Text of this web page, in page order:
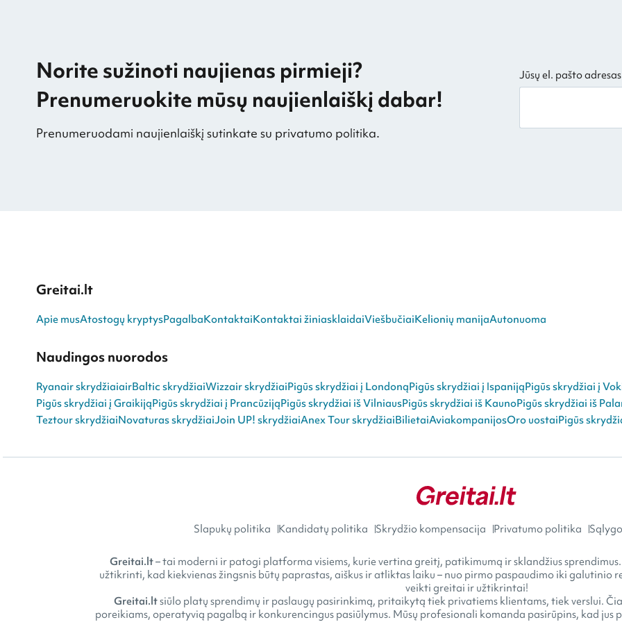
Norite sužinoti naujienas pirmieji?
Prenumeruokite mūsų naujienlaiškį dabar!
Prenumeruodami naujienlaiškį sutinkate su privatumo politika.
Jūsų el. pašto adresas
Greitai.lt
Apie musAtostogų kryptysPagalbaKontaktaiKontaktai žiniasklaidaiViešbučiaiKelionių manijaAutonuoma
Naudingos nuorodos
Ryanair skrydžiaiairBaltic skrydžiaiWizzair skrydžiaiPigūs skrydžiai į LondonąPigūs skrydžiai į IspanijąPigūs skrydžiai į
Pigūs skrydžiai į GraikijąPigūs skrydžiai į PrancūzijąPigūs skrydžiai iš VilniausPigūs skrydžiai iš KaunoPigūs skrydžiai iš
Teztour skrydžiaiNovaturas skrydžiaiJoin UP! skrydžiaiAnex Tour skrydžiaiBilietaiAviakompanijosOro uostaiPigūs
Slapukų politika Kandidatų politika Skrydžio kompensacija Privatumo politika
Greitai.lt– tai moderni ir patogi platforma visiems, kurie vertina greitį, patikimumą ir sklandžius
užtikrinti, kad kiekvienas žingsnis būtų paprastas, aiškus ir atliktas laiku – nuo pirmo paspaudimo iki galutinio
veikti greitai ir užtikrintai!
Greitai.ltsiūlo platų sprendimų ir paslaugų pasirinkimą, pritaikytą tiek privatiems klientams, tiek verslui.
poreikiams, operatyvią pagalbą ir konkurencingus pasiūlymus. Mūsų profesionali komanda pasirūpins, kad jus